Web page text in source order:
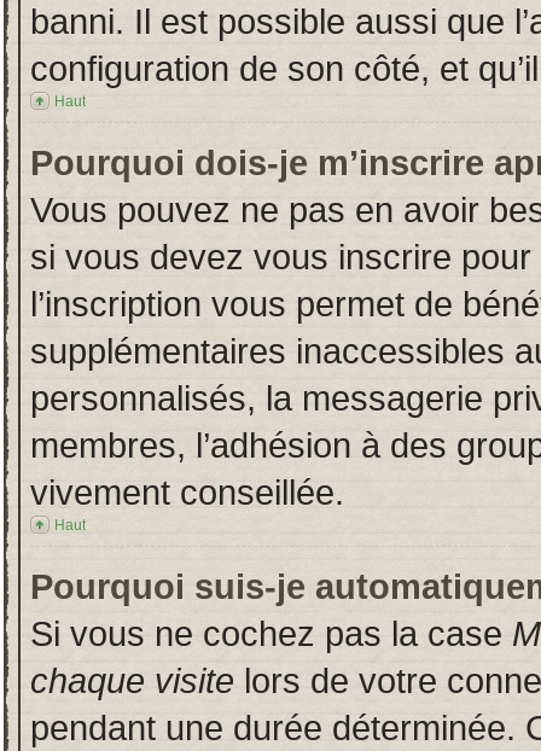
banni. Il est possible aussi que
configuration de son côté, et
Haut
Pourquoi dois-je m’inscrire
Vous pouvez ne pas en avoir
si vous devez vous inscrire
l’inscription vous permet de
supplémentaires inaccessibles
personnalisés, la messagerie
membres, l’adhésion à des
vivement conseillée.
Haut
Pourquoi suis-je
Si vous ne cochez pas la case
chaque visite lors de votre
pendant une durée déterminée.